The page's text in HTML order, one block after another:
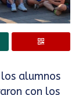
alumnos
con los